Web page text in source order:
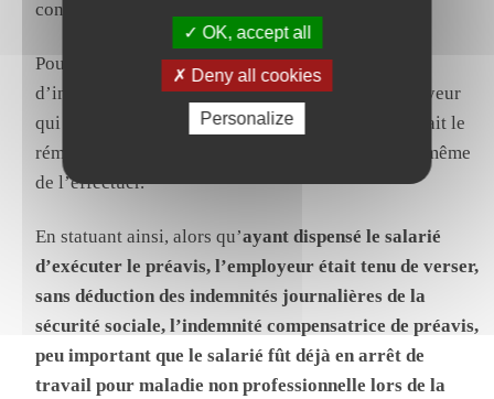
contrat de travail.
Pour débouter le salarié de sa demande de solde
d’indemnité de préavis, l’arrêt retient que l’employeur
qui l’avait dispensé d’exécuter son préavis ne devait le
rémunérer que dans la mesure où le salarié était à même
de l’effectuer.
En statuant ainsi, alors qu’ayant dispensé le salarié
d’exécuter le préavis, l’employeur était tenu de verser,
sans déduction des indemnités journalières de la
sécurité sociale, l’indemnité compensatrice de préavis,
peu important que le salarié fût déjà en arrêt de
travail pour maladie non professionnelle lors de la
OK, accept all
Deny all cookies
Personalize